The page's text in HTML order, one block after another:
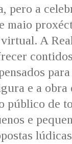
pero a
maio
A
e a obra
público de
e